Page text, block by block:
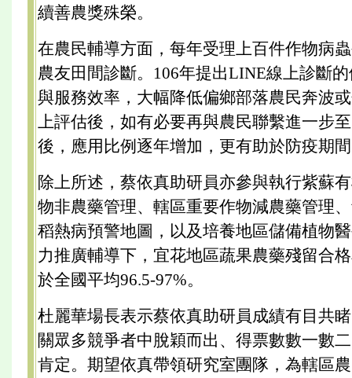
續善農獎殊榮。
在農民輔導方面，每年受理上百件作物病
農友田間診斷。106年提出LINE線上診斷
與服務效率，大幅降低偏鄉部落農民奔波
上評估後，如有必要再與農民聯繫進一步
後，應用比例逐年增加，更有助於防疫期
除上所述，蔡依真助研員亦參與執行紫蘇
物非農藥管理、轄區重要作物減農藥管理
稻熱病預警地圖，以及培養地區儲備植物
力推廣輔導下，宜花地區蔬果農藥殘留合
於全國平均96.5-97%。
杜麗華場長表示蔡依真助研員成績有目共
關眾多競爭者中脫穎而出、得票數數一數
肯定。期望依真帶領研究室團隊，為轄區